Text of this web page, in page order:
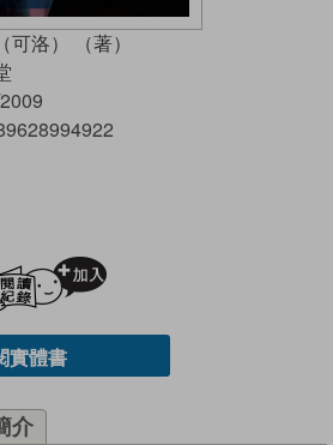
可洛） （著）
試閲
實體書
介